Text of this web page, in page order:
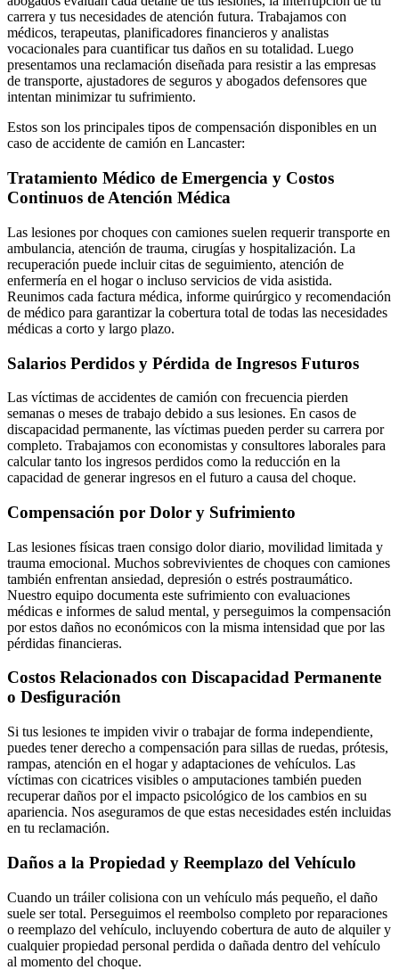
carrera y tus necesidades de atención futura. Trabajamos con
médicos, terapeutas, planificadores financieros y analistas
vocacionales para cuantificar tus daños en su totalidad. Luego
presentamos una reclamación diseñada para resistir a las empresas
de transporte, ajustadores de seguros y abogados defensores que
intentan minimizar tu sufrimiento.
Estos son los principales tipos de compensación disponibles en un
caso de accidente de camión en Lancaster:
Tratamiento Médico de Emergencia y Costos
Continuos de Atención Médica
Las lesiones por choques con camiones suelen requerir transporte en
ambulancia, atención de trauma, cirugías y hospitalización. La
recuperación puede incluir citas de seguimiento, atención de
enfermería en el hogar o incluso servicios de vida asistida.
Reunimos cada factura médica, informe quirúrgico y recomendación
de médico para garantizar la cobertura total de todas las necesidades
médicas a corto y largo plazo.
Salarios Perdidos y Pérdida de Ingresos Futuros
Las víctimas de accidentes de camión con frecuencia pierden
semanas o meses de trabajo debido a sus lesiones. En casos de
discapacidad permanente, las víctimas pueden perder su carrera por
completo. Trabajamos con economistas y consultores laborales para
calcular tanto los ingresos perdidos como la reducción en la
capacidad de generar ingresos en el futuro a causa del choque.
Compensación por Dolor y Sufrimiento
Las lesiones físicas traen consigo dolor diario, movilidad limitada y
trauma emocional. Muchos sobrevivientes de choques con camiones
también enfrentan ansiedad, depresión o estrés postraumático.
Nuestro equipo documenta este sufrimiento con evaluaciones
médicas e informes de salud mental, y perseguimos la compensación
por estos daños no económicos con la misma intensidad que por las
pérdidas financieras.
Costos Relacionados con Discapacidad Permanente
o Desfiguración
Si tus lesiones te impiden vivir o trabajar de forma independiente,
puedes tener derecho a compensación para sillas de ruedas, prótesis,
rampas, atención en el hogar y adaptaciones de vehículos. Las
víctimas con cicatrices visibles o amputaciones también pueden
recuperar daños por el impacto psicológico de los cambios en su
apariencia. Nos aseguramos de que estas necesidades estén incluidas
en tu reclamación.
Daños a la Propiedad y Reemplazo del Vehículo
Cuando un tráiler colisiona con un vehículo más pequeño, el daño
suele ser total. Perseguimos el reembolso completo por reparaciones
o reemplazo del vehículo, incluyendo cobertura de auto de alquiler y
cualquier propiedad personal perdida o dañada dentro del vehículo
al momento del choque.